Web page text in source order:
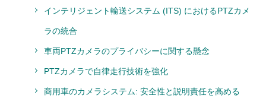
インテリジェント輸送システム (ITS) におけるPTZカメ
ラの統合
車両PTZカメラのプライバシーに関する懸念
PTZカメラで自律走行技術を強化
商用車のカメラシステム: 安全性と説明責任を高める